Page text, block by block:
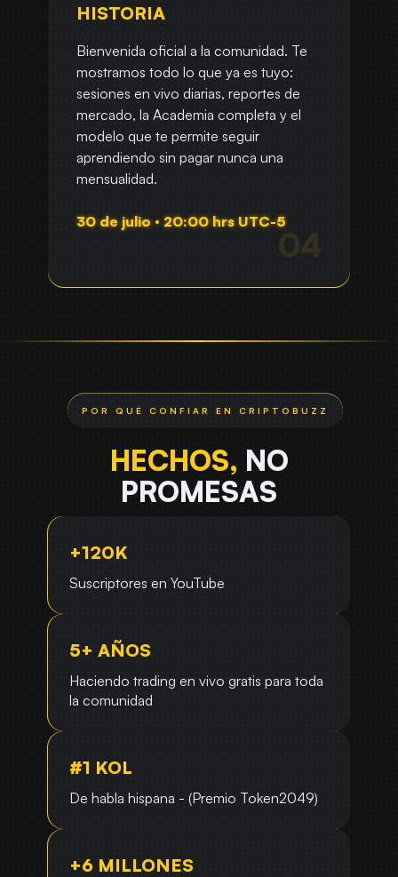
HISTORIA
Bienvenida oficial a la comunidad. Te
mostramos todo lo que ya es tuyo:
sesiones en vivo diarias, reportes de
mercado, la Academia completa y el
modelo que te permite seguir
aprendiendo sin pagar nunca una
mensualidad.
30 de julio · 20:00 hrs UTC-5
HECHOS, NO
PROMESAS
+120K
Suscriptores en YouTube
5+ AÑOS
Haciendo trading en vivo gratis para toda
la comunidad
#1 KOL
De habla hispana - (Premio Token2049)
+6 MILLONES